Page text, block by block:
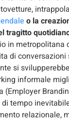
o la
tragitto
in
di
si
informale
(Employer
tempo
relazionale,